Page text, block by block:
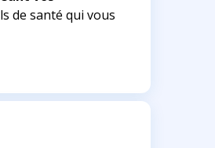
de santé qui vous